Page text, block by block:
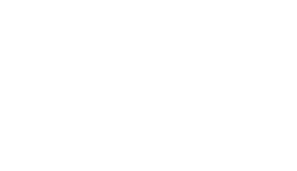
thông minh – hiện đại của quạt
những thiết kế của mình đó
tạo gió mát mẻ vào mùa hè và xua